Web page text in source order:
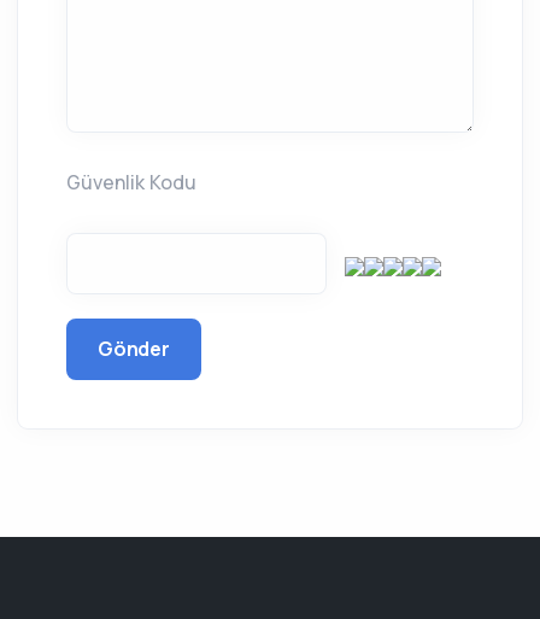
Güvenlik Kodu
Gönder